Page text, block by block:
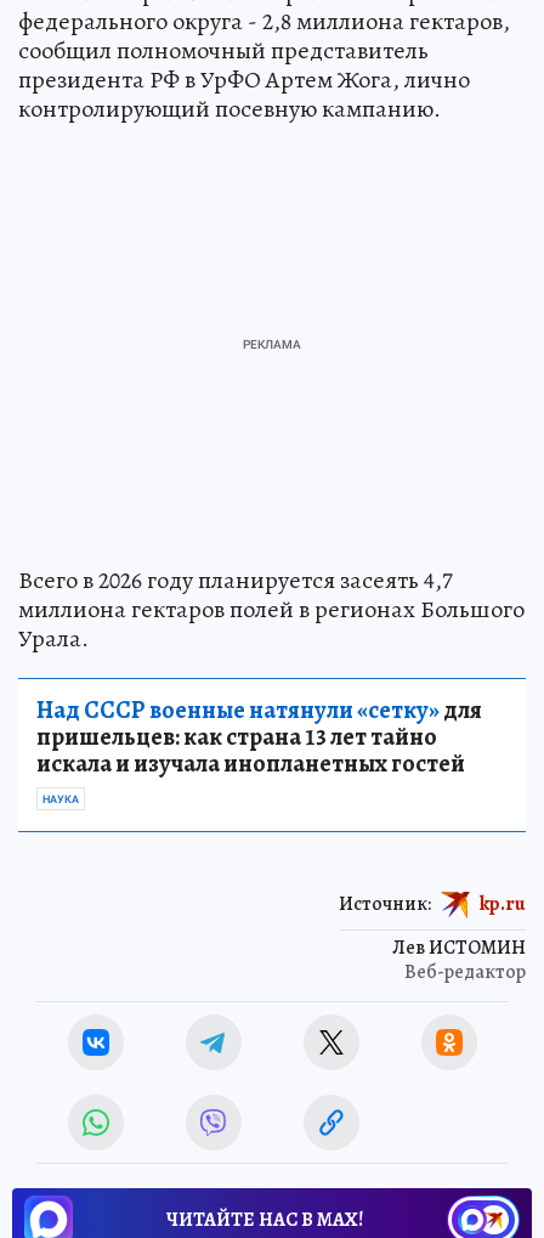
федерального округа - 2,8 миллиона гектаров,
сообщил полномочный представитель
президента РФ в УрФО Артем Жога, лично
контролирующий посевную кампанию.
Всего в 2026 году планируется засеять 4,7
миллиона гектаров полей в регионах Большого
Урала.
Над СССР военные натянули «сетку»для
пришельцев: как страна 13 лет тайно
искала и изучала инопланетных гостей
НАУКА
Лев ИСТОМИН
Веб-редактор
Источник: kp.ru
ЧИТАЙТЕ НАС В МАХ!